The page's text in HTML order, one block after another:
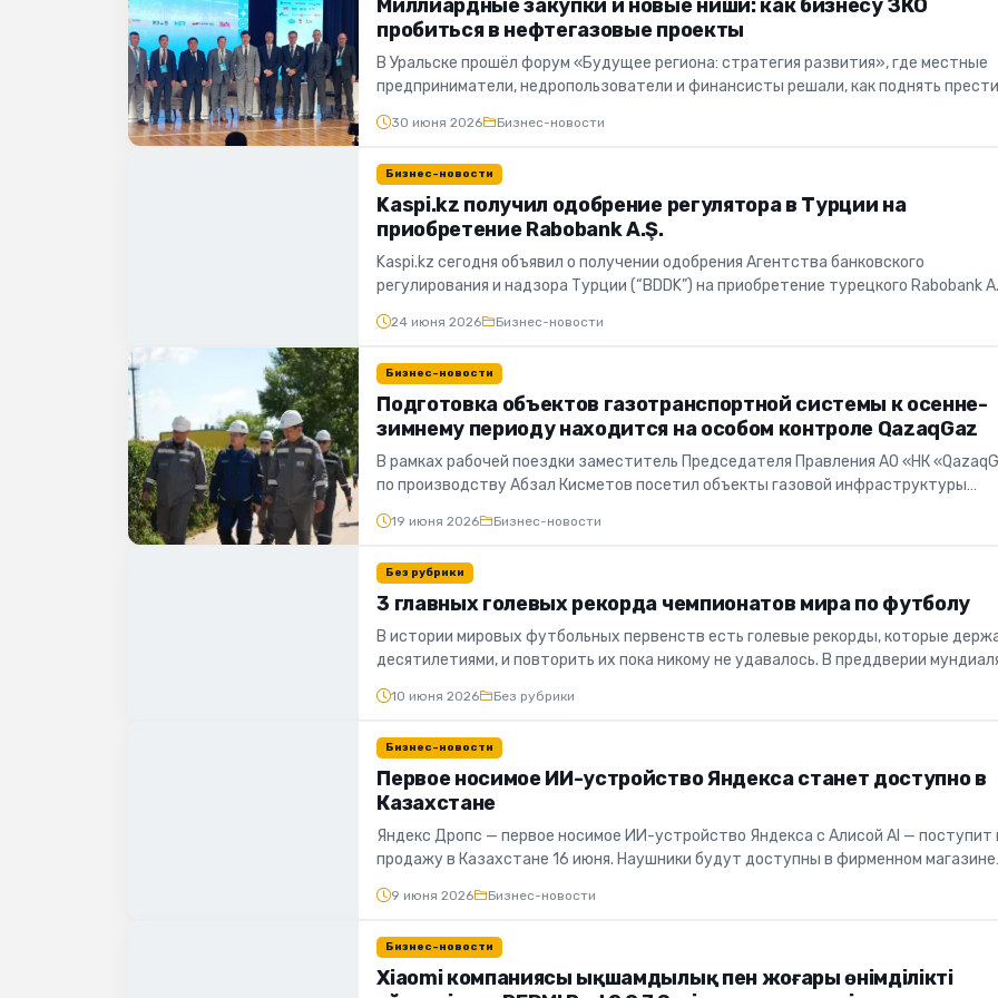
Миллиардные закупки и новые ниши: как бизнесу ЗКО
пробиться в нефтегазовые проекты
В Уральске прошёл форум «Будущее региона: стратегия развития», где местные
предприниматели, недропользователи и финансисты решали, как поднять
30 июня 2026 Бизнес-новости
Бизнес-новости
Kaspi.kz получил одобрение регулятора в Турции на
приобретение Rabobank A.Ş.
Kaspi.kz сегодня объявил о получении одобрения Агентства банковского
регулирования и надзора Турции (“BDDK”) на приобретение турецкого Rabobank
24 июня 2026 Бизнес-новости
Бизнес-новости
Подготовка объектов газотранспортной системы к осенне-
зимнему периоду находится на особом контроле QazaqGaz
В рамках рабочей поездки заместитель Председателя Правления АО «НК
по производству Абзал Кисметов посетил объекты газовой инфраструктуры
19 июня 2026 Бизнес-новости
Без рубрики
3 главных голевых рекорда чемпионатов мира по футболу
В истории мировых футбольных первенств есть голевые рекорды, которые
десятилетиями, и повторить их пока никому не удавалось. В преддверии
10 июня 2026 Без рубрики
Бизнес-новости
Первое носимое ИИ-устройство Яндекса станет доступно в
Казахстане
Яндекс Дропс — первое носимое ИИ-устройство Яндекса с Алисой AI — поступит
продажу в Казахстане 16 июня. Наушники будут доступны в фирменном магазине
9 июня 2026 Бизнес-новости
Бизнес-новости
Xiaomi компаниясы ықшамдылық пен жоғары өнімділікті